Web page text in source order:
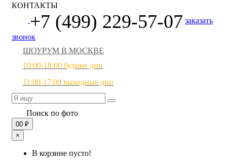
КОНТАКТЫ
+7 (499) 229-57-07 заказать
звонок
ШОУРУМ В МОСКВЕ
10:00-18:00 будние дни
11:00-17:00 выходные дни
Поиск по фото
00 ₽
×
В корзине пусто!